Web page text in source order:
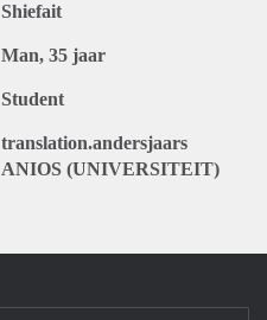
Shiefait
Man, 35 jaar
Student
translation.andersjaars
ANIOS (UNIVERSITEIT)